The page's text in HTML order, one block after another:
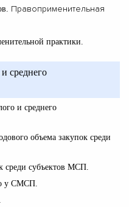
Правоприменительная
практики.
среднего
и среднего
объема закупок среди
среди субъектов МСП.
у СМСП.